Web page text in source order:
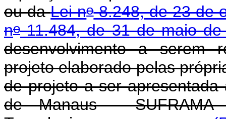
ou daLei no8.248, de 23 de
no11.484, de 31 de maio de
desenvolvimento a serem
projeto elaborado pelas
de projeto a ser
de Manaus -